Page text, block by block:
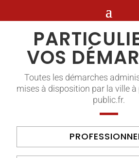
VOS
Toutes les démarches
mises à disposition par la ville
public.fr.